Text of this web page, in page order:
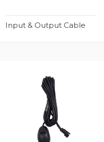
Input & Output Cable